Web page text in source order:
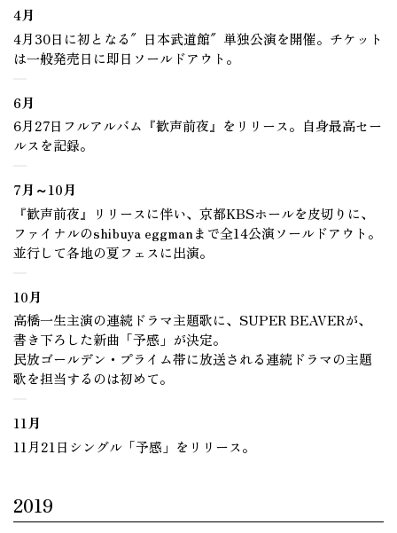
4月
4月30日に初となる″日本武道館″単独公演を開催。チケット
は一般発売日に即日ソールドアウト。
6月
6月27日フルアルバム『歓声前夜』をリリース。自身最高セー
ルスを記録。
7月～10月
『歓声前夜』リリースに伴い、京都KBSホールを皮切りに、
ファイナルのshibuya eggmanまで全14公演ソールドアウト。
並行して各地の夏フェスに出演。
10月
高橋一生主演の連続ドラマ主題歌に、SUPER BEAVERが、
書き下ろした新曲「予感」が決定。
民放ゴールデン・プライム帯に放送される連続ドラマの主題
歌を担当するのは初めて。
11月
11月21日シングル「予感」をリリース。
2019